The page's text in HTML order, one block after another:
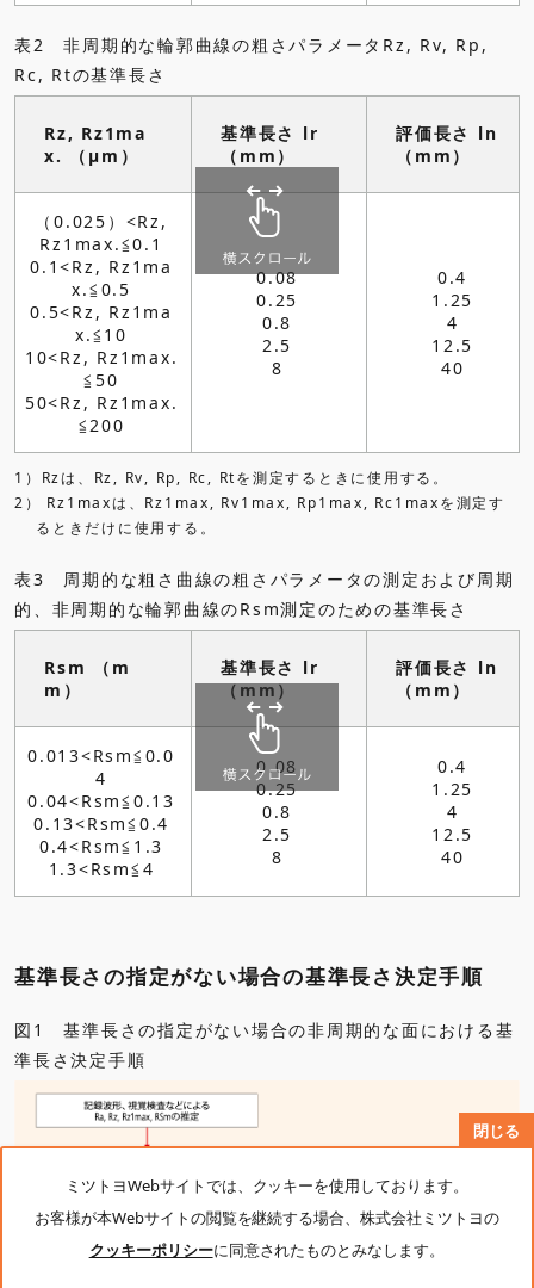
表2 非周期的な輪郭曲線の粗さパラメータRz, Rv, Rp,
Rc, Rtの基準長さ
Rz, Rz1ma
x. （μm）
基準長さ lr
（mm）
評価長さ ln
（mm）
（0.025）<Rz,
Rz1max.≦0.1
0.1<Rz, Rz1ma
x.≦0.5
0.5<Rz, Rz1ma
x.≦10
10<Rz, Rz1max.
≦50
50<Rz, Rz1max.
≦200
0.08
0.25
0.8
2.5
8
0.4
1.25
4
12.5
40
1）Rzは、Rz, Rv, Rp, Rc, Rtを測定するときに使用する。
2） Rz1maxは、Rz1max, Rv1max, Rp1max, Rc1maxを測定す
るときだけに使用する。
表3 周期的な粗さ曲線の粗さパラメータの測定および周期
的、非周期的な輪郭曲線のRsm測定のための基準長さ
Rsm （m
m）
基準長さ lr
（mm）
評価長さ ln
（mm）
0.013<Rsm≦0.0
4
0.04<Rsm≦0.13
0.13<Rsm≦0.4
0.4<Rsm≦1.3
1.3<Rsm≦4
0.08
0.25
0.8
2.5
8
0.4
1.25
4
12.5
40
基準長さの指定がない場合の基準長さ決定手順
図1 基準長さの指定がない場合の非周期的な面における基
準長さ決定手順
ミツトヨWebサイトでは、クッキーを使用しております。
お客様が本Webサイトの閲覧を継続する場合、株式会社ミツトヨの
クッキーポリシーに同意されたものとみなします。
閉じる